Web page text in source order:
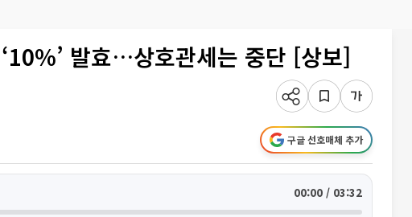
발효…상호관세는 중단 [상보]
구글 선호매체 추가
00:00 / 03:32